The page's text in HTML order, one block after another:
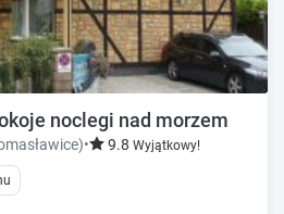
noclegi nad morzem
• 9.8 Wyjątkowy!